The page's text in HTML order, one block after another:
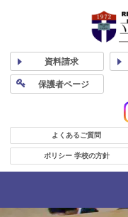
資料請求
保護者ページ
よくあるご質問
ポリシー 学校の方針